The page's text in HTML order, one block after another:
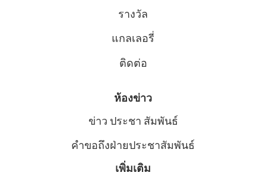
รางวัล
แกลเลอรี่
ติดต่อ
ห้องข่าว
ข่าว ประชา สัมพันธ์
คําขอถึงฝ่ายประชาสัมพันธ์
เพิ่มเติม